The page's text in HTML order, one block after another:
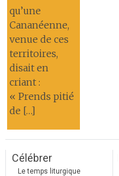
qu’une
Cananéenne,
venue de ces
territoires,
disait en
criant :
« Prends pitié
de […]
Célébrer
Le temps liturgique